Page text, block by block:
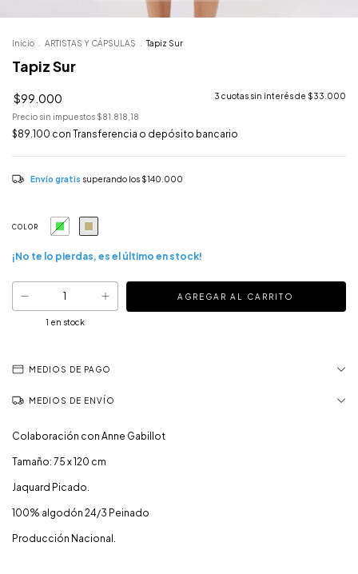
Inicio ARTISTAS Y CÁPSULAS Tapiz Sur
Tapiz Sur
$99.000 3 cuotas sin interés de $33.000
Precio sin impuestos $81.818,18
$89.100 con Transferencia o depósito bancario
Envío gratis superando los $140.000
COLOR
¡No te lo pierdas, es el último en stock!
1 en stock
MEDIOS DE PAGO
MEDIOS DE ENVÍO
Colaboración con Anne Gabillot
Tamaño: 75 x 120 cm
Jaquard Picado.
100% algodón 24/3 Peinado
Producción Nacional.